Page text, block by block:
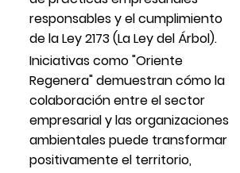
responsables y el cumplimiento
de la Ley 2173 (La Ley del Árbol).
Iniciativas como "Oriente
Regenera" demuestran cómo la
colaboración entre el sector
empresarial y las organizaciones
ambientales puede transformar
positivamente el territorio,